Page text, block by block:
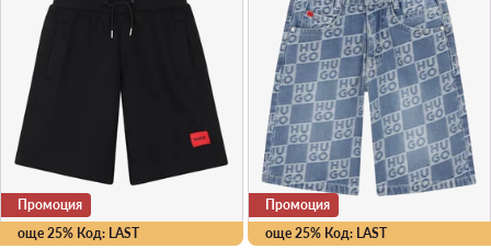
още 25% Код: LAST
Промоция
още 25% Код: LAST
Промоция